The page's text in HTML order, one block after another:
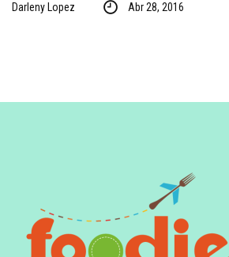
Darleny Lopez Abr 28, 2016